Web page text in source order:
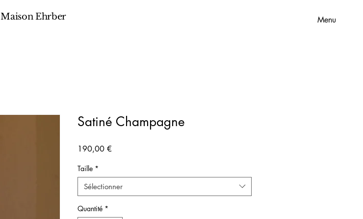
Maison Ehrber Menu
Satiné Champagne
190,00 €
Taille *
Sélectionner
Quantité *